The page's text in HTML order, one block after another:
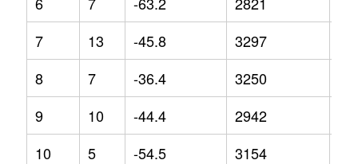
7
13 -45.8 3297
8
7 -36.4 3250
9
10 -44.4 2942
10
5 -54.5 3154